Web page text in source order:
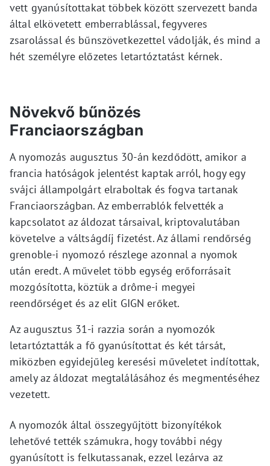
vett gyanúsítottakat többek között szervezett banda
által elkövetett emberrablással, fegyveres
zsarolással és bűnszövetkezettel vádolják, és mind a
hét személyre előzetes letartóztatást kérnek.
Növekvő bűnözés
Franciaországban
A nyomozás augusztus 30-án kezdődött, amikor a
francia hatóságok jelentést kaptak arról, hogy egy
svájci állampolgárt elraboltak és fogva tartanak
Franciaországban. Az emberrablók felvették a
kapcsolatot az áldozat társaival, kriptovalutában
követelve a váltságdíj fizetést. Az állami rendőrség
grenoble-i nyomozó részlege azonnal a nyomok
után eredt. A művelet több egység erőforrásait
mozgósította, köztük a drôme-i megyei
reendőrséget és az elit GIGN erőket.
Az augusztus 31-i razzia során a nyomozók
letartóztatták a fő gyanúsítottat és két társát,
miközben egyidejűleg keresési műveletet indítottak,
amely az áldozat megtalálásához és megmentéséhez
vezetett.
A nyomozók által összegyűjtött bizonyítékok
lehetővé tették számukra, hogy további négy
gyanúsított is felkutassanak, ezzel lezárva az